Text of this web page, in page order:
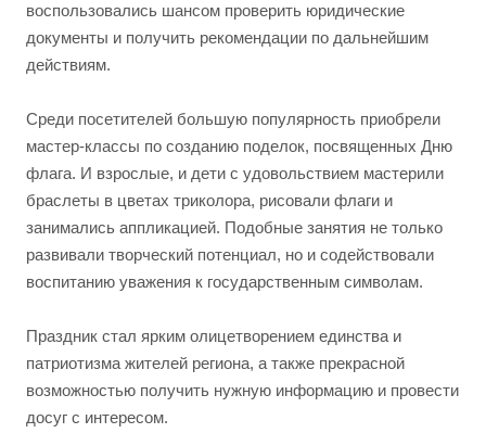
воспользовались шансом проверить юридические
документы и получить рекомендации по дальнейшим
действиям.
Среди посетителей большую популярность приобрели
мастер-классы по созданию поделок, посвященных Дню
флага. И взрослые, и дети с удовольствием мастерили
браслеты в цветах триколора, рисовали флаги и
занимались аппликацией. Подобные занятия не только
развивали творческий потенциал, но и содействовали
воспитанию уважения к государственным символам.
Праздник стал ярким олицетворением единства и
патриотизма жителей региона, а также прекрасной
возможностью получить нужную информацию и провести
досуг с интересом.